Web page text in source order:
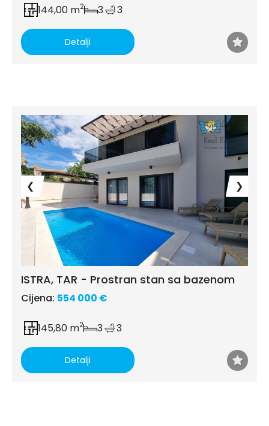
144,00 m2 3 3
Detalji
❮ ❯
ISTRA, TAR - Prostran stan sa bazenom
Cijena: 554 000 €
145,80 m2 3 3
Detalji